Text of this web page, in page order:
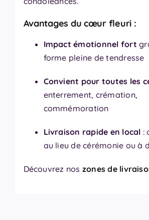
Avantages du cœur fleuri :
Impact émotionnel fort
forme pleine de tendresse
Convient pour toutes les
enterrement, crémation,
commémoration
Livraison rapide en local :
au lieu de cérémonie ou à
Découvrez nos zones de